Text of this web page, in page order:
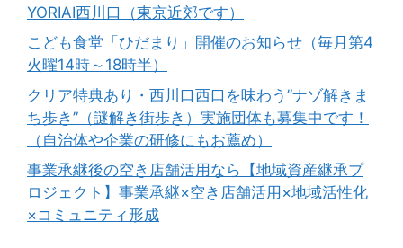
YORIAI西川口（東京近郊です）
こども食堂「ひだまり」開催のお知らせ（毎月第4
火曜14時～18時半）
クリア特典あり・西川口西口を味わう”ナゾ解きま
ち歩き”（謎解き街歩き）実施団体も募集中です！
（自治体や企業の研修にもお薦め）
事業承継後の空き店舗活用なら【地域資産継承プ
ロジェクト】事業承継×空き店舗活用×地域活性化
×コミュニティ形成